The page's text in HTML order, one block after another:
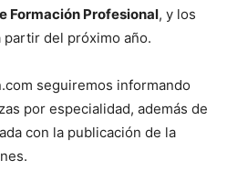
Formación Profesional, y los
partir del próximo año.
seguiremos informando
por especialidad, además de
con la publicación de la